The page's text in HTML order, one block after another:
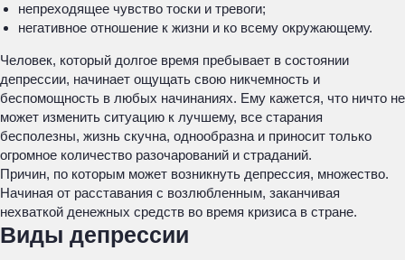
непреходящее чувство тоски и тревоги;
негативное отношение к жизни и ко всему окружающему.
Человек, который долгое время пребывает в состоянии
депрессии, начинает ощущать свою никчемность и
беспомощность в любых начинаниях. Ему кажется, что ничто не
может изменить ситуацию к лучшему, все старания
бесполезны, жизнь скучна, однообразна и приносит только
огромное количество разочарований и страданий.
Причин, по которым может возникнуть депрессия, множество.
Начиная от расставания с возлюбленным, заканчивая
нехваткой денежных средств во время кризиса в стране.
Виды депрессии